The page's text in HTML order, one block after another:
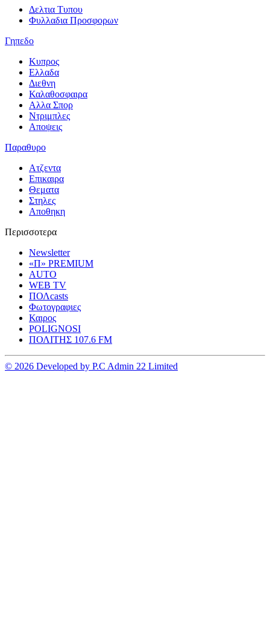
Δελτια Τυπου
Φυλλαδια Προσφορων
Γηπεδο
Κυπρος
Ελλαδα
Διεθνη
Καλαθοσφαιρα
Αλλα Σπορ
Ντριμπλες
Αποψεις
Παραθυρο
Ατζεντα
Επικαιρα
Θεματα
Στηλες
Αποθηκη
Περισσοτερα
Newsletter
«Π» PREMIUM
AUTO
WEB TV
ΠΟΛcasts
Φωτογραφιες
Καιρος
POLIGNOSI
ΠΟΛΙΤΗΣ 107.6 FM
© 2026 Developed by P.C Admin 22 Limited